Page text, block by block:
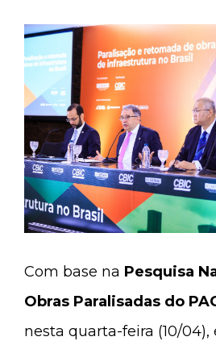
Com base na Pesquisa
Obras Paralisadas do
nesta quarta-feira (10/04),